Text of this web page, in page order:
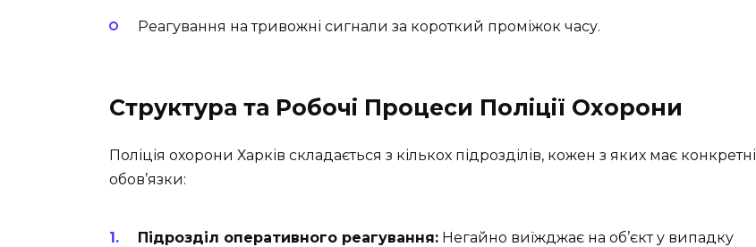
Реагування на тривожні сигнали за короткий проміжок часу.
Структура та Робочі Процеси Поліції Охорони
Поліція охорони Харків складається з кількох підрозділів, кожен з яких має конкретні
обов’язки:
Підрозділ оперативного реагування: Негайно виїжджає на об’єкт у випадку